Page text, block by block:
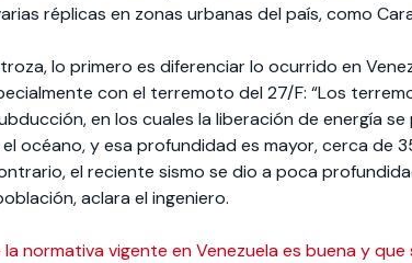
réplicas en zonas urbanas del país, como
lo primero es diferenciar lo ocurrido en
con el terremoto del 27/F: “Los
en los cuales la liberación de energía
océano, y esa profundidad es mayor, cerca de
el reciente sismo se dio a poca
aclara el ingeniero.
normativa vigente en Venezuela es buena y